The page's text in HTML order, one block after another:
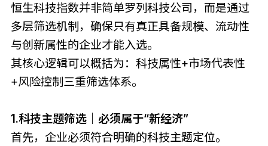
恒生科技指数并非简单罗列科技公司，而是通过
多层筛选机制，确保只有真正具备规模、流动性
与创新属性的企业才能入选。
其核心逻辑可以概括为：科技属性+市场代表性
+风险控制三重筛选体系。
1.科技主题筛选｜必须属于“新经济”
首先，企业必须符合明确的科技主题定位。